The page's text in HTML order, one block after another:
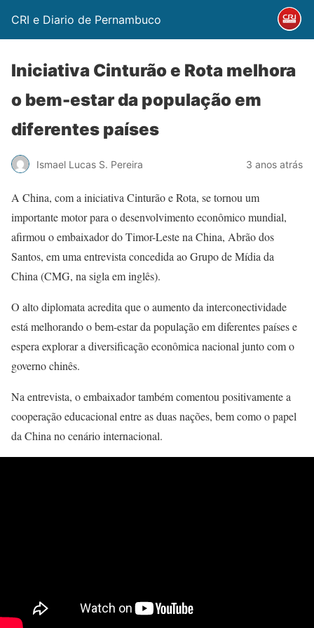
CRI e Diario de Pernambuco
Iniciativa Cinturão e Rota melhora
o bem-estar da população em
diferentes países
Ismael Lucas S. Pereira 3 anos atrás
A China, com a iniciativa Cinturão e Rota, se tornou um
importante motor para o desenvolvimento econômico mundial,
afirmou o embaixador do Timor-Leste na China, Abrão dos
Santos, em uma entrevista concedida ao Grupo de Mídia da
China (CMG, na sigla em inglês).
O alto diplomata acredita que o aumento da interconectividade
está melhorando o bem-estar da população em diferentes países e
espera explorar a diversificação econômica nacional junto com o
governo chinês.
Na entrevista, o embaixador também comentou positivamente a
cooperação educacional entre as duas nações, bem como o papel
da China no cenário internacional.